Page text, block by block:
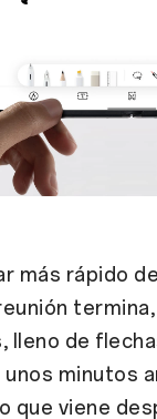
más rápido
lleno de
minutos
que viene